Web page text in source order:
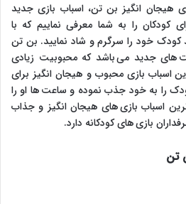
هیجان انگیز بن تن، اسباب بازی جدید
کودکان را به شما معرفی نماییم که با
کودک خود را سرگرم و شاد نمایید. بن تن
های جدید می باشد که محبوبیت زیادی
اسباب بازی محبوب و هیجان انگیز برای
را به خود جذب نموده و ساعت ها او را
اسباب بازی های هیجان انگیز و جذاب
بازی های کودکانه دارد.
تن